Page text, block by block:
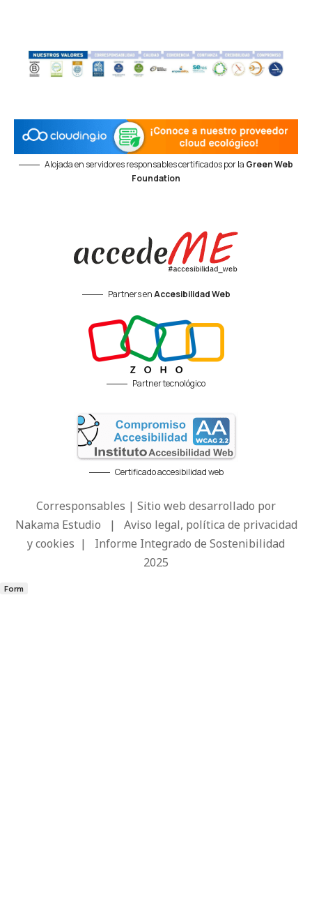
Alojada en servidores responsables certificados por la Green Web
Foundation
Partners enAccesibilidad Web
Partner tecnológico
Certificado accesibilidad web
Corresponsables | Sitio web desarrollado por
Nakama Estudio | Aviso legal, política de privacidad
y cookies | Informe Integrado de Sostenibilidad
2025
Form